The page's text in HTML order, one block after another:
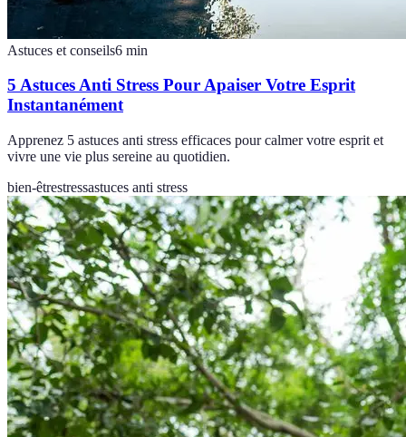
Astuces et conseils6 min
5 Astuces Anti Stress Pour Apaiser Votre Esprit
Instantanément
Apprenez 5 astuces anti stress efficaces pour calmer votre esprit et
vivre une vie plus sereine au quotidien.
bien-êtrestressastuces anti stress